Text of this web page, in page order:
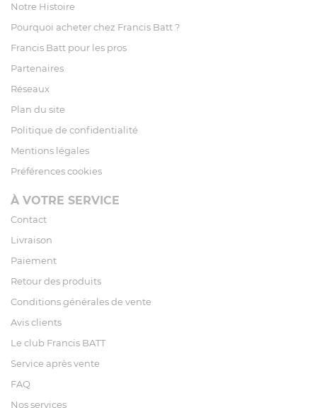
Notre Histoire
Pourquoi acheter chez Francis Batt ?
Francis Batt pour les pros
Partenaires
Réseaux
Plan du site
Politique de confidentialité
Mentions légales
Préférences cookies
À VOTRE SERVICE
Contact
Livraison
Paiement
Retour des produits
Conditions générales de vente
Avis clients
Le club Francis BATT
Service après vente
FAQ
Nos services